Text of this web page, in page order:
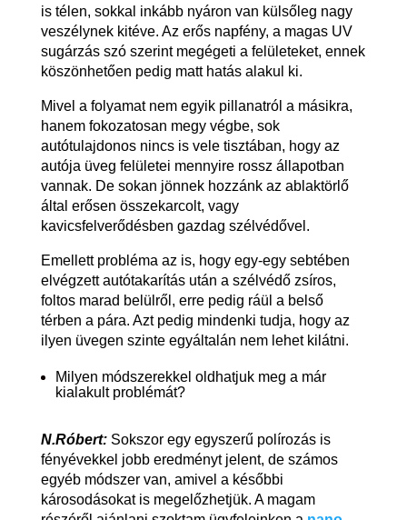
is télen, sokkal inkább nyáron van külsőleg nagy
veszélynek kitéve. Az erős napfény, a magas UV
sugárzás szó szerint megégeti a felületeket, ennek
köszönhetően pedig matt hatás alakul ki.
Mivel a folyamat nem egyik pillanatról a másikra,
hanem fokozatosan megy végbe, sok
autótulajdonos nincs is vele tisztában, hogy az
autója üveg felületei mennyire rossz állapotban
vannak. De sokan jönnek hozzánk az ablaktörlő
által erősen összekarcolt, vagy
kavicsfelverődésben gazdag szélvédővel.
Emellett probléma az is, hogy egy-egy sebtében
elvégzett autótakarítás után a szélvédő zsíros,
foltos marad belülről, erre pedig ráül a belső
térben a pára. Azt pedig mindenki tudja, hogy az
ilyen üvegen szinte egyáltalán nem lehet kilátni.
Milyen módszerekkel oldhatjuk meg a már
kialakult problémát?
N.Róbert:Sokszor egy egyszerű polírozás is
fényévekkel jobb eredményt jelent, de számos
egyéb módszer van, amivel a későbbi
károsodásokat is megelőzhetjük. A magam